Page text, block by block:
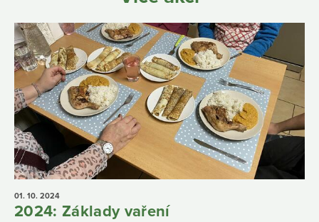
01. 10. 2024
2024: Základy vaření